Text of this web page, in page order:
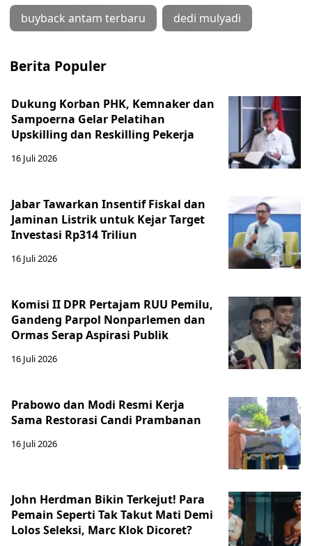
buyback antam terbaru dedi mulyadi
Berita Populer
Dukung Korban PHK, Kemnaker dan
Sampoerna Gelar Pelatihan
Upskilling dan Reskilling Pekerja
16 Juli 2026
Jabar Tawarkan Insentif Fiskal dan
Jaminan Listrik untuk Kejar Target
Investasi Rp314 Triliun
16 Juli 2026
Komisi II DPR Pertajam RUU Pemilu,
Gandeng Parpol Nonparlemen dan
Ormas Serap Aspirasi Publik
16 Juli 2026
Prabowo dan Modi Resmi Kerja
Sama Restorasi Candi Prambanan
16 Juli 2026
John Herdman Bikin Terkejut! Para
Pemain Seperti Tak Takut Mati Demi
Lolos Seleksi, Marc Klok Dicoret?